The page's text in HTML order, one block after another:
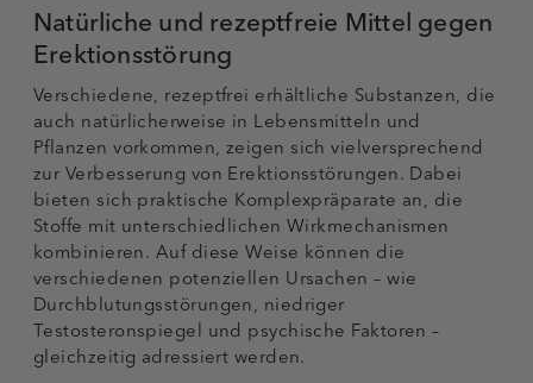
Natürliche und rezeptfreie Mittel gegen
Erektionsstörung
Verschiedene, rezeptfrei erhältliche Substanzen, die
auch natürlicherweise in Lebensmitteln und
Pflanzen vorkommen, zeigen sich vielversprechend
zur Verbesserung von Erektionsstörungen. Dabei
bieten sich praktische Komplexpräparate an, die
Stoffe mit unterschiedlichen Wirkmechanismen
kombinieren. Auf diese Weise können die
verschiedenen potenziellen Ursachen – wie
Durchblutungsstörungen, niedriger
Testosteronspiegel und psychische Faktoren –
gleichzeitig adressiert werden.